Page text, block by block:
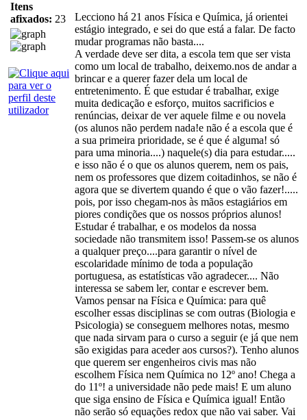
Itens
afixados: 23
Lecciono há 21 anos Física e Química, já orientei
estágio integrado, e sei do que está a falar. De facto
mudar programas não basta....
A verdade deve ser dita, a escola tem que ser vista
como um local de trabalho, deixemo.nos de andar a
brincar e a querer fazer dela um local de
entretenimento. É que estudar é trabalhar, exige
muita dedicação e esforço, muitos sacrificios e
renúncias, deixar de ver aquele filme e ou novela
(os alunos não perdem nada!e não é a escola que é
a sua primeira prioridade, se é que é alguma! só
para uma minoria....) naquele(s) dia para estudar.....
e isso não é o que os alunos querem, nem os pais,
nem os professores que dizem coitadinhos, se não é
agora que se divertem quando é que o vão fazer!.....
pois, por isso chegam-nos às mãos estagiários em
piores condições que os nossos próprios alunos!
Estudar é trabalhar, e os modelos da nossa
sociedade não transmitem isso! Passem-se os alunos
a qualquer preço....para garantir o nível de
escolaridade mínimo de toda a população
portuguesa, as estatísticas vão agradecer.... Não
interessa se sabem ler, contar e escrever bem.
Vamos pensar na Física e Química: para quê
escolher essas disciplinas se com outras (Biologia e
Psicologia) se conseguem melhores notas, mesmo
que nada sirvam para o curso a seguir (e já que nem
são exigidas para aceder aos cursos?). Tenho alunos
que querem ser engenheiros civis mas não
escolhem Física nem Química no 12º ano! Chega a
do 11º! a universidade não pede mais! E um aluno
que siga ensino de Física e Química igual! Então
não serão só equações redox que não vai saber. Vai